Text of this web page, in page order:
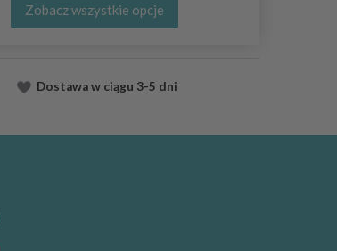
Zobacz wszystkie opcje
Dostawaw ciągu 3-5 dni